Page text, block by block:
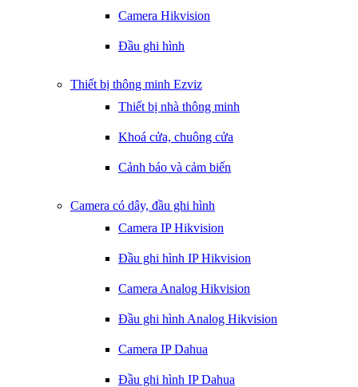
Camera Hikvision
Đầu ghi hình
Thiết bị thông minh Ezviz
Thiết bị nhà thông minh
Khoá cửa, chuông cửa
Cảnh báo và cảm biến
Camera có dây, đầu ghi hình
Camera IP Hikvision
Đầu ghi hình IP Hikvision
Camera Analog Hikvision
Đầu ghi hình Analog Hikvision
Camera IP Dahua
Đầu ghi hình IP Dahua